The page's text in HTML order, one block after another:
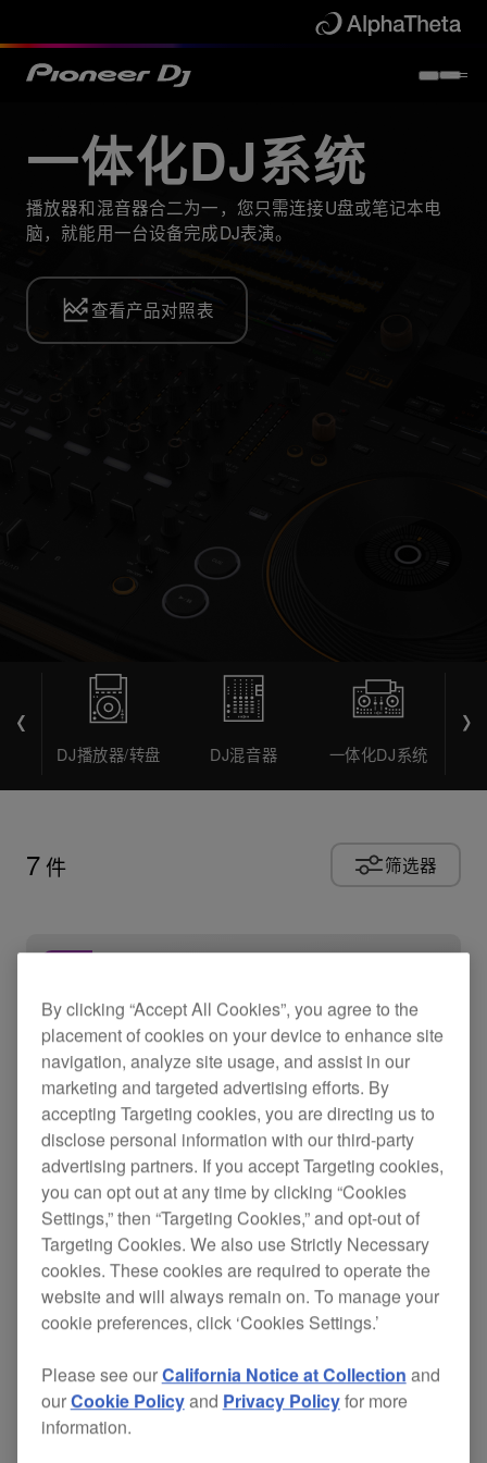
一体化DJ系统
播放器和混音器合二为一，您只需连接U盘或笔记本电
脑，就能用一台设备完成DJ表演。
查看产品对照表
DJ播放器/转盘 DJ混音器 一体化DJ系统
7件 筛选器
2通道一体化DJ系统
By clicking “Accept All Cookies”, you agree to the
placement of cookies on your device to enhance site
navigation, analyze site usage, and assist in our
marketing and targeted advertising efforts. By
accepting Targeting cookies, you are directing us to
disclose personal information with our third-party
advertising partners. If you accept Targeting cookies,
you can opt out at any time by clicking “Cookies
Settings,” then “Targeting Cookies,” and opt-out of
Targeting Cookies. We also use Strictly Necessary
cookies. These cookies are required to operate the
website and will always remain on. To manage your
cookie preferences, click ‘Cookies Settings.’
Please see ourCalifornia Notice at Collection and
ourCookie Policyand Privacy Policyfor more
information.